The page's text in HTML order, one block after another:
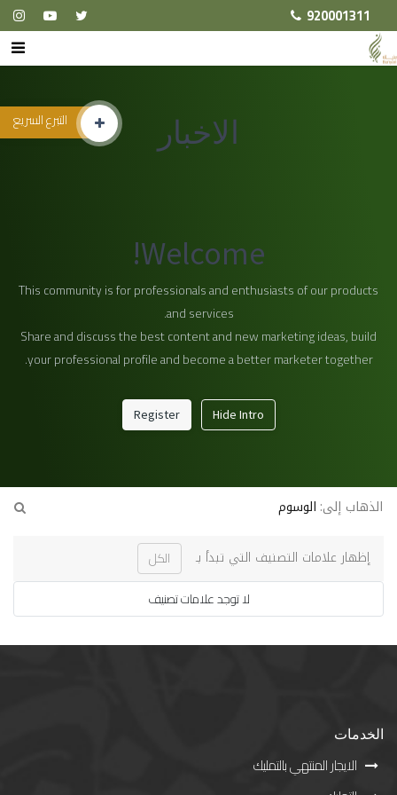
920001311
التبرع السريع الاخبار
Welcome!
This community is for professionals and enthusiasts of our products
and services.
Share and discuss the best content and new marketing ideas, build
your professional profile and become a better marketer together.
Hide Intro
Register
الذهاب إلى: الوسوم
إظهار علامات التصنيف التي تبدأ بـ
الكل
لا توجد علامات تصنيف
الخدمات
الايجار المنتهي بالتمليك